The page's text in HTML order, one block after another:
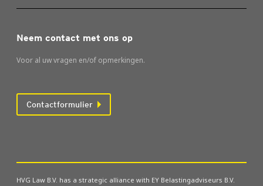
Neem contact met ons op
Voor al uw vragen en/of opmerkingen.
Contactformulier
HVG Law B.V. has a strategic alliance with EY Belastingadviseurs B.V.